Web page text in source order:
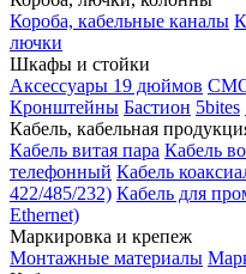
Короба, кабельные каналы
лючки
Шкафы и стойки
Аксессуары 19 дюймов
Кронштейны Бастион 5bites
Кабель, кабельная
Кабель витая пара Кабель
телефонный Кабель
422/485/232) Кабель для
Ethernet)
Маркировка и крепеж
Монтажные материалы